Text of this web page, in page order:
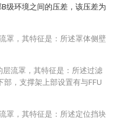
级环境之间的压差，该压差为
罩，其特征是：所述罩体侧壁
流罩，其特征是：所述过滤
，支撑架上部设置有与FFU
罩，其特征是：所述定位挡块